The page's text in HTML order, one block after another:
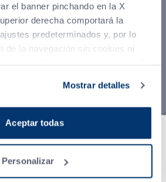
el banner pinchando en la X
derecha comportará la
predeterminados y, por lo
de la navegación sin cookies ni
deseas seleccionar de forma
que quieres aceptar, pincha en
saber más, consulta la
Mostrar detalles
Aceptar todas
Personalizar
dei miei dati e dichiaro di aver preso